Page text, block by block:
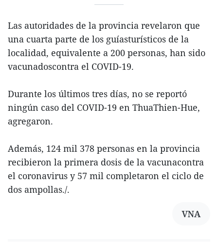
Las autoridades de la provincia revelaron que
una cuarta parte de los guíasturísticos de la
localidad, equivalente a 200 personas, han sido
vacunadoscontra el COVID-19.
Durante los últimos tres días, no se reportó
ningún caso del COVID-19 en ThuaThien-Hue,
agregaron.
Además, 124 mil 378 personas en la provincia
recibieron la primera dosis de la vacunacontra
el coronavirus y 57 mil completaron el ciclo de
dos ampollas./.
VNA